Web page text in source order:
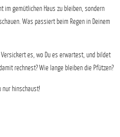
im gemütlichen Haus zu bleiben, sondern
Was passiert beim Regen in Deinem
es, wo Du es erwartest, und bildet
rechnest? Wie lange bleiben die Pfützen?
nur hinschaust!